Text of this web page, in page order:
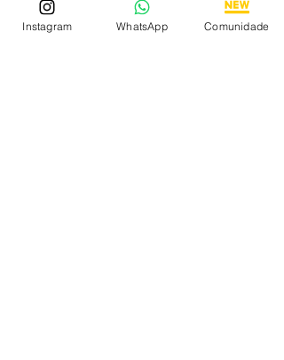
Vidro: Cristal Safira
Crono: 100 % funcional
Instagram WhatsApp Comunidade